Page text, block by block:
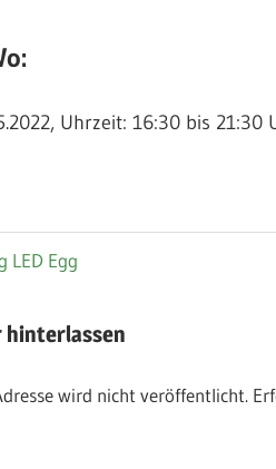
Uhrzeit: 16:30 bis 21:30
LED Egg
hinterlassen
wird nicht veröffentlicht.